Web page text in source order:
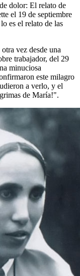
dolor: El relato de
el 19 de septiembre
es el relato de las
vez desde una
trabajador, del 29
minuciosa
este milagro
a verlo, y el
de María!".